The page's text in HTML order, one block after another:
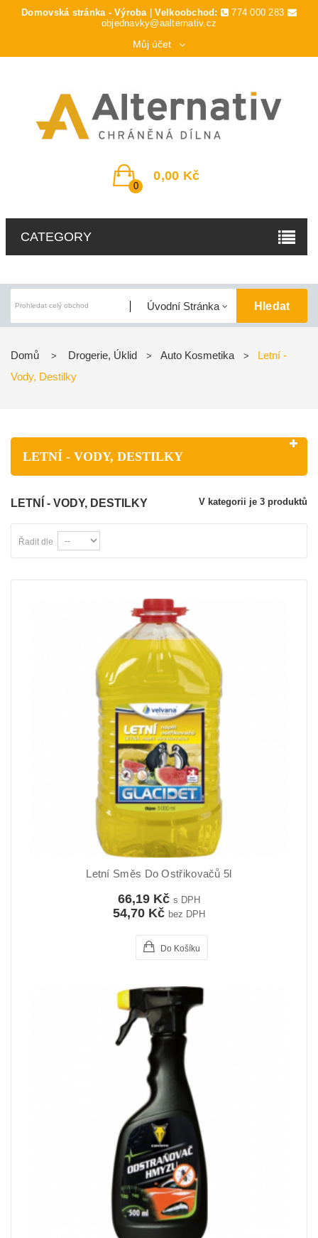
Domovská stránka - Výroba|Velkoobchod:
774 000 283
objednavky@aalternativ.cz
Můj účet
0
0,00 Kč
CATEGORY
Úvodní Stránka Hledat
Domů > Drogerie, Úklid > Auto Kosmetika >
Letní -
Vody, Destilky
LETNÍ - VODY, DESTILKY
LETNÍ - VODY, DESTILKY V kategorii je 3 produktů
Řadit dle
Letní Směs Do Ostřikovačů 5l
66,19 Kč s DPH
54,70 Kč bez DPH
Do Košíku